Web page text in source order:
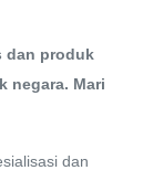
dan produk
negara. Mari
dan